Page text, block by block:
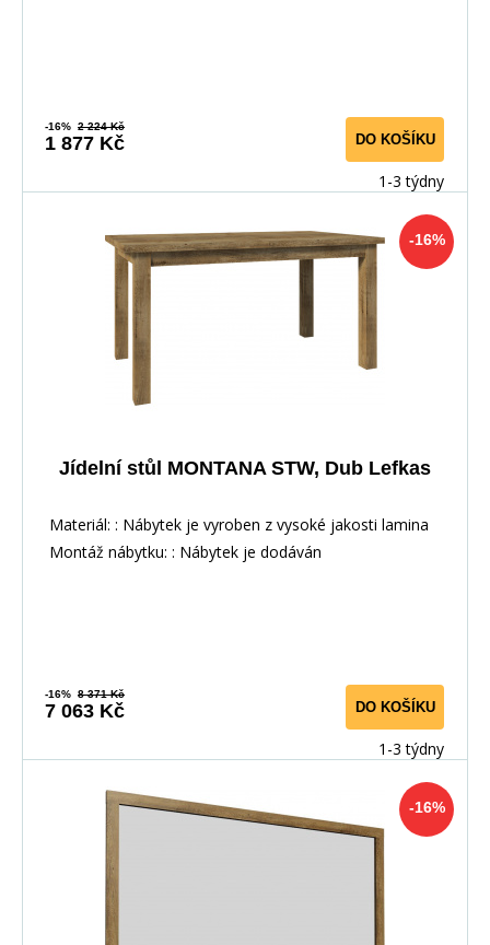
-16% 2 224 Kč
1 877 Kč DO KOŠÍKU
1-3 týdny
-16%
Jídelní stůl MONTANA STW, Dub Lefkas
Materiál: : Nábytek je vyroben z vysoké jakosti lamina
Montáž nábytku: : Nábytek je dodáván
-16% 8 371 Kč
7 063 Kč DO KOŠÍKU
1-3 týdny
-16%